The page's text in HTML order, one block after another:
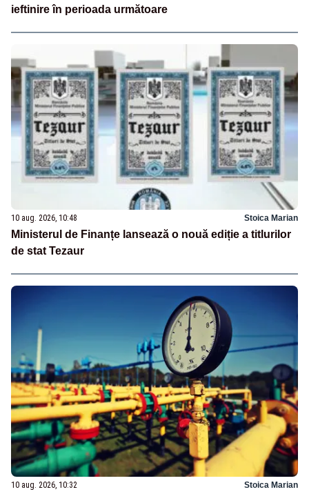
ieftinire în perioada următoare
10 aug. 2026, 10:48 Stoica Marian
Ministerul de Finanțe lansează o nouă ediție a titlurilor
de stat Tezaur
10 aug. 2026, 10:32 Stoica Marian